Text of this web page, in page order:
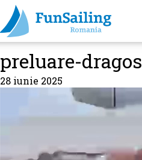
preluare-dragos
28 iunie 2025